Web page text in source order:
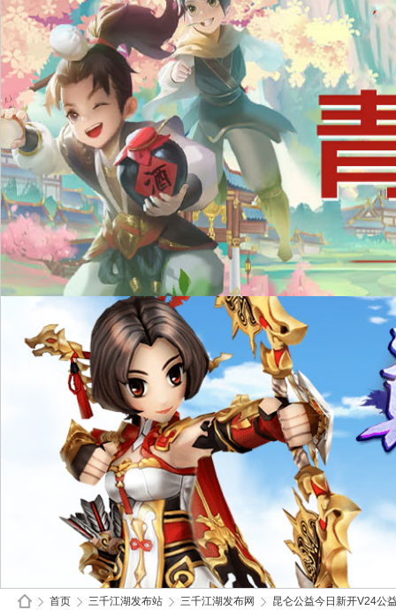
首页 三千江湖发布站 三千江湖发布网 昆仑公益今日新开V24公